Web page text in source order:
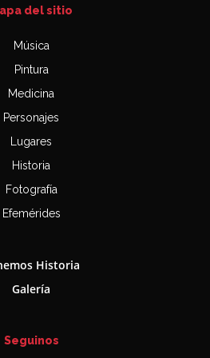
del sitio
Música
Pintura
Medicina
Personajes
Lugares
Historia
Fotografía
Efemérides
Historia
Galería
Seguinos